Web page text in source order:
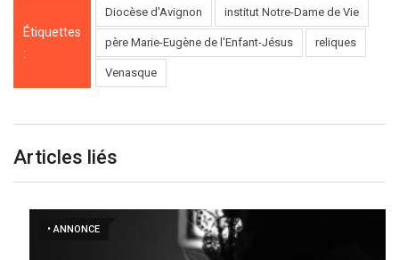
Étiquettes
:
Diocèse d'Avignon institut Notre-Dame de Vie
père Marie-Eugène de l'Enfant-Jésus reliques
Venasque
Articles liés
• ANNONCE